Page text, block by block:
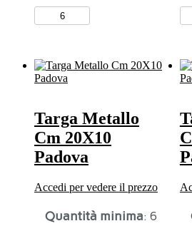
Targa
Metallo
Padova
quantità
Targa Metallo
Cm 20X10
Padova
Accedi per vedere il prezzo
Quantità minima: 6